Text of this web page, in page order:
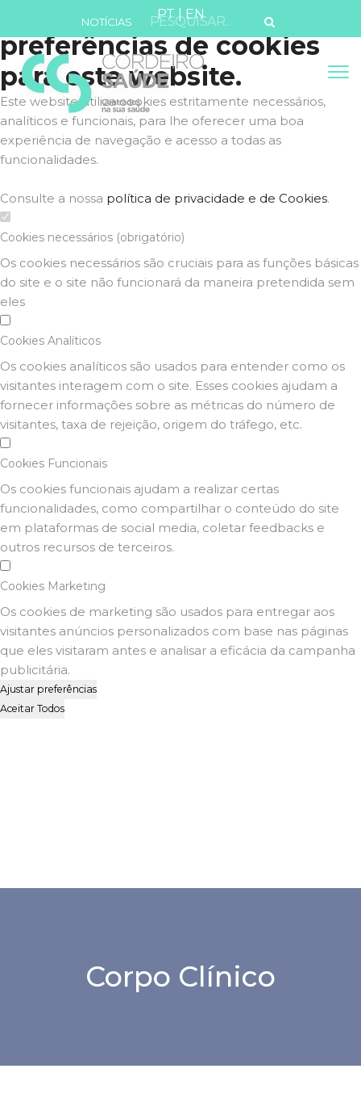
Defina as suas
preferências de cookies
para este website.
Este website utiliza cookies estritamente necessários,
analíticos e funcionais, para lhe oferecer uma boa
experiência de navegação e acesso a todas as
funcionalidades.
Consulte a nossa política de privacidade e de Cookies.
Cookies necessários (obrigatório)
Os cookies necessários são cruciais para as funções básicas
do site e o site não funcionará da maneira pretendida sem
eles
Cookies Analíticos
Os cookies analíticos são usados para entender como os
visitantes interagem com o site. Esses cookies ajudam a
fornecer informações sobre as métricas do número de
visitantes, taxa de rejeição, origem do tráfego, etc.
Cookies Funcionais
Os cookies funcionais ajudam a realizar certas
funcionalidades, como compartilhar o conteúdo do site
em plataformas de social media, coletar feedbacks e
outros recursos de terceiros.
Cookies Marketing
Os cookies de marketing são usados para entregar aos
visitantes anúncios personalizados com base nas páginas
que eles visitaram antes e analisar a eficácia da campanha
publicitária.
Ajustar preferências
Aceitar Todos
PT| EN
NOTÍCIAS
Corpo Clínico